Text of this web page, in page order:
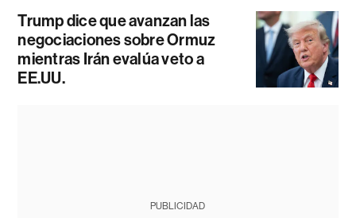
Trump dice que avanzan las
negociaciones sobre Ormuz
mientras Irán evalúa veto a
EE.UU.
PUBLICIDAD